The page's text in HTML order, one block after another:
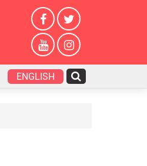
ENGLISH